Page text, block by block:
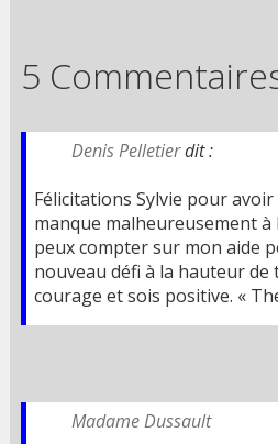
5
Denis Pelletierdit :
Félicitations Sylvie pour
manque malheureusement à
peux compter sur mon aide
nouveau défi à la hauteur de
courage et sois positive. «
Madame Dussault